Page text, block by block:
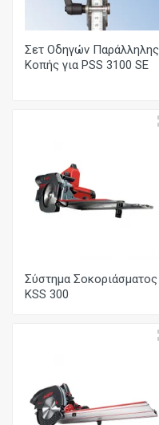
Σετ Οδηγών Παράλληλης
Κοπής για PSS 3100 SE
Σύστημα Σοκοριάσματος
KSS 300